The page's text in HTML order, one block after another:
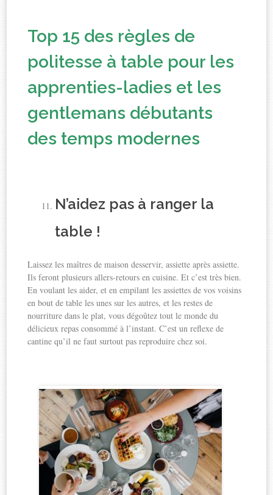
Top 15 des règles de
politesse à table pour les
apprenties-ladies et les
gentlemans débutants
des temps modernes
N’aidez pas à ranger la
table !
Laissez les maîtres de maison desservir, assiette après assiette.
Ils feront plusieurs allers-retours en cuisine. Et c’est très bien.
En voulant les aider, et en empilant les assiettes de vos voisins
en bout de table les unes sur les autres, et les restes de
nourriture dans le plat, vous dégoûtez tout le monde du
délicieux repas consommé à l’instant. C’est un reflexe de
cantine qu’il ne faut surtout pas reproduire chez soi.